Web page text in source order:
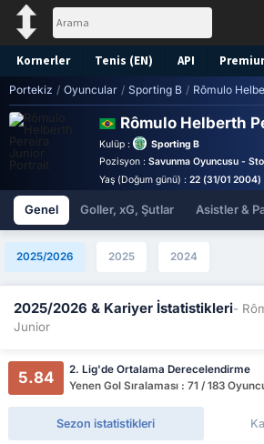
Kornerler Tenis (EN) API
Portekiz / Oyuncular / Sporting B / Rômulo
Rômulo Helberth
Kulüp :
Sporting B
Pozisyon : Savunma Oyuncusu -
Yaş (Doğum günü) : 22 (31/01 2004)
Genel Goller, xG, Şutlar Asistler &
2025/2026 2025 2024
2025/2026 & Kariyer İstatistikleri-
Junior
5.84
2. Lig'de Ortalama Derecelendirme
Yenen Gol Sıralaması : 71 / 183
Sezon istatistikleri